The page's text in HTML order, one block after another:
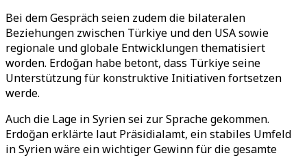
Bei dem Gespräch seien zudem die bilateralen
Beziehungen zwischen Türkiye und den USA sowie
regionale und globale Entwicklungen thematisiert
worden. Erdoğan habe betont, dass Türkiye seine
Unterstützung für konstruktive Initiativen fortsetzen
werde.
Auch die Lage in Syrien sei zur Sprache gekommen.
Erdoğan erklärte laut Präsidialamt, ein stabiles Umfeld
in Syrien wäre ein wichtiger Gewinn für die gesamte